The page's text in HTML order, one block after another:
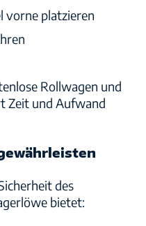
vorne platzieren
Rollwagen und
Zeit und Aufwand
des
bietet: